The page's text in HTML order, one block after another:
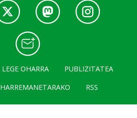
LEGE OHARRA
PUBLIZITATEA
HARREMANETARAKO RSS